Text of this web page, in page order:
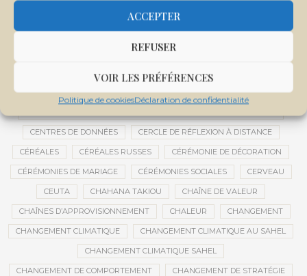
ACCEPTER
REFUSER
VOIR LES PRÉFÉRENCES
Politique de cookiesDéclaration de confidentialité
CENTRALE SOLAIRE DE SANANKOROBA
CENTRE D'INTELLIGENCE ARTIFICIELLE
CENTRE DE SANTÉ COMMUNAUTAIRE
CENTRE INTERNATIONAL DE CONFÉRENCES DE BAMAKO
CENTRE MALI
CENTRES DE DONNÉES CERCLE DE RÉFLEXION À DISTANCE
CÉRÉALES CÉRÉALES RUSSES CÉRÉMONIE DE DÉCORATION
CÉRÉMONIES DE MARIAGE CÉRÉMONIES SOCIALES CERVEAU
CEUTA CHAHANA TAKIOU CHAÎNE DE VALEUR
CHAÎNES D’APPROVISIONNEMENT CHALEUR CHANGEMENT
CHANGEMENT CLIMATIQUE CHANGEMENT CLIMATIQUE AU SAHEL
CHANGEMENT CLIMATIQUE SAHEL
CHANGEMENT DE COMPORTEMENT CHANGEMENT DE STRATÉGIE